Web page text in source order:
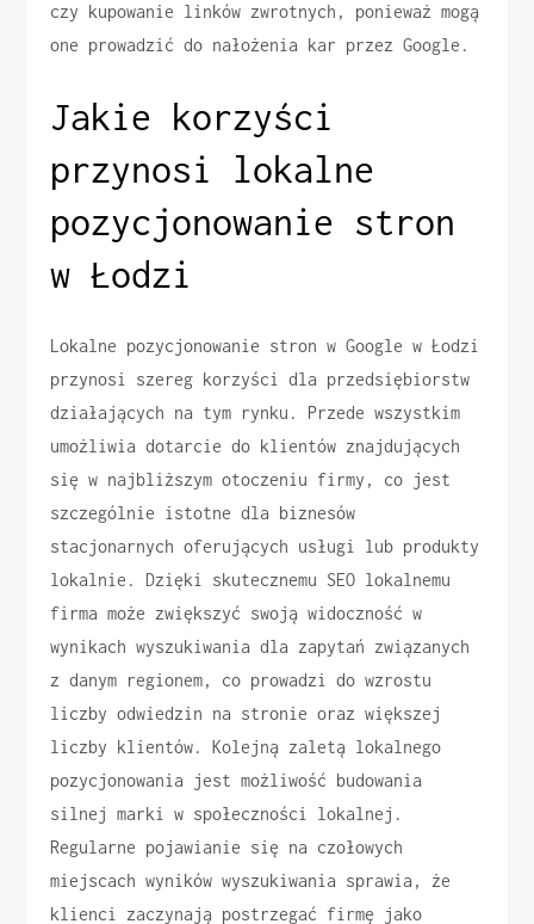
czy kupowanie linków zwrotnych, ponieważ mogą
one prowadzić do nałożenia kar przez Google.
Jakie korzyści
przynosi lokalne
pozycjonowanie stron
w Łodzi
Lokalne pozycjonowanie stron w Google w Łodzi
przynosi szereg korzyści dla przedsiębiorstw
działających na tym rynku. Przede wszystkim
umożliwia dotarcie do klientów znajdujących
się w najbliższym otoczeniu firmy, co jest
szczególnie istotne dla biznesów
stacjonarnych oferujących usługi lub produkty
lokalnie. Dzięki skutecznemu SEO lokalnemu
firma może zwiększyć swoją widoczność w
wynikach wyszukiwania dla zapytań związanych
z danym regionem, co prowadzi do wzrostu
liczby odwiedzin na stronie oraz większej
liczby klientów. Kolejną zaletą lokalnego
pozycjonowania jest możliwość budowania
silnej marki w społeczności lokalnej.
Regularne pojawianie się na czołowych
miejscach wyników wyszukiwania sprawia, że
klienci zaczynają postrzegać firmę jako